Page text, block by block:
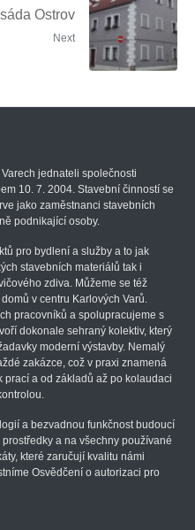
Ostrov
Next
jednateli společnosti
10. 7. 2004. Stavební činností se
jako zaměstnanci stavebních
podnikající osoby.
pro bydlení a služby a to jak
stavebních materiálů tak i
zdiva. Můžeme se též
v centru Karlových Varů.
pracovníků a spolupracujeme s
dokonale sehraný kolektiv, který
moderní výstavby. Nemalý
zakázce, což v praxi znamená
a od základů až po kolaudaci
a bezvadnou funkčnost budoucí
a na všechny používané
které zaručují kvalitu námi
Osvědčení o autorizaci pro